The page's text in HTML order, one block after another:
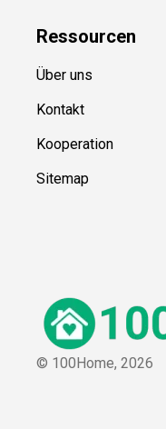
Ressourcen
Über uns
Kontakt
Kooperation
Sitemap
© 100Home, 2026